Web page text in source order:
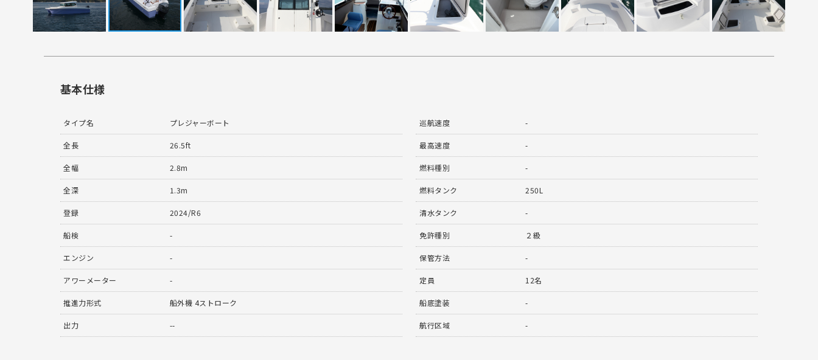
基本仕様
タイプ名 プレジャーボート
全長 26.5ft
全幅 2.8m
全深 1.3m
登録 2024/R6
船検 -
エンジン -
アワーメーター -
推進力形式 船外機 4ストローク
出力 --
巡航速度 -
最高速度 -
燃料種別 -
燃料タンク 250L
清水タンク -
免許種別 ２級
保管方法 -
定員 12名
船底塗装 -
航行区域 -